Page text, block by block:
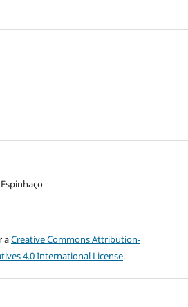
aCreative Commons Attribution-
4.0 International License.